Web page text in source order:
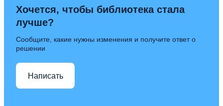
Хочется, чтобы библиотека стала
лучше?
Сообщите, какие нужны изменения и получите ответ о
решении
Написать